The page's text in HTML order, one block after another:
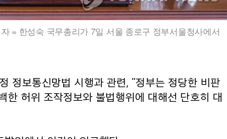
= 한성숙 국무총리가 7일 서울 종로구 정부서울청사에서
정보통신망법 시행과 관련, "정부는 정당한 비판
허위 조작정보와 불법행위에 대해선 단호히 대